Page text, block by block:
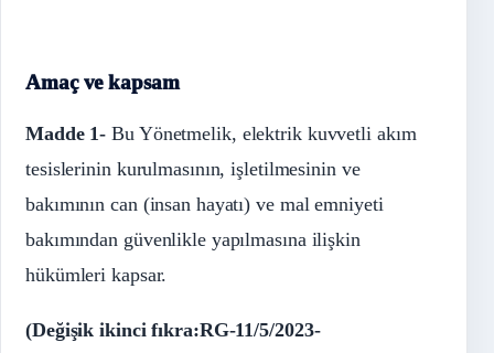
Amaç ve kapsam
Madde 1- Bu Yönetmelik, elektrik kuvvetli akım
tesislerinin kurulmasının, işletilmesinin ve
bakımının can (insan hayatı) ve mal emniyeti
bakımından güvenlikle yapılmasına ilişkin
hükümleri kapsar.
(Değişik ikinci fıkra:RG-11/5/2023-